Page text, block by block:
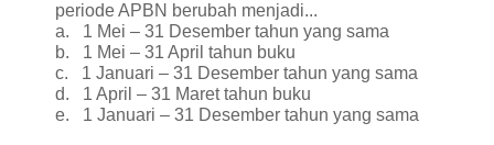
periode APBN berubah menjadi...
a.
1 Mei – 31 Desember tahun yang sama
b.
1 Mei – 31 April tahun buku
c.
1 Januari – 31 Desember tahun yang sama
d.
1 April – 31 Maret tahun buku
e.
1 Januari – 31 Desember tahun yang sama